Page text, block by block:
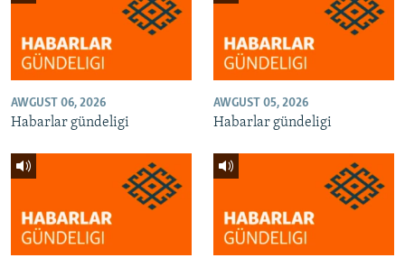
AWGUST 06, 2026
Habarlar gündeligi
AWGUST 05, 2026
Habarlar gündeligi